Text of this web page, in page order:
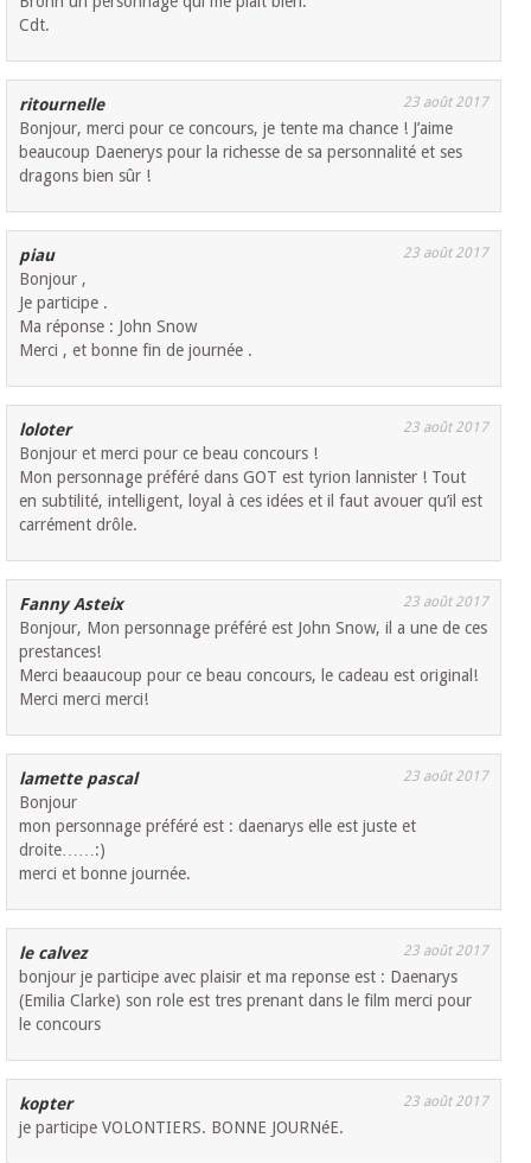
Cdt.
ritournelle 23 août 2017
Bonjour, merci pour ce concours, je tente ma chance ! J’aime
beaucoup Daenerys pour la richesse de sa personnalité et ses
dragons bien sûr !
piau 23 août 2017
Bonjour ,
Je participe .
Ma réponse : John Snow
Merci , et bonne fin de journée .
loloter 23 août 2017
Bonjour et merci pour ce beau concours !
Mon personnage préféré dans GOT est tyrion lannister ! Tout
en subtilité, intelligent, loyal à ces idées et il faut avouer qu’il est
carrément drôle.
Fanny Asteix 23 août 2017
Bonjour, Mon personnage préféré est John Snow, il a une de ces
prestances!
Merci beaaucoup pour ce beau concours, le cadeau est original!
Merci merci merci!
lamette pascal 23 août 2017
Bonjour
mon personnage préféré est : daenarys elle est juste et
droite……:)
merci et bonne journée.
le calvez 23 août 2017
bonjour je participe avec plaisir et ma reponse est : Daenarys
(Emilia Clarke) son role est tres prenant dans le film merci pour
le concours
kopter 23 août 2017
je participe VOLONTIERS. BONNE JOURNéE.